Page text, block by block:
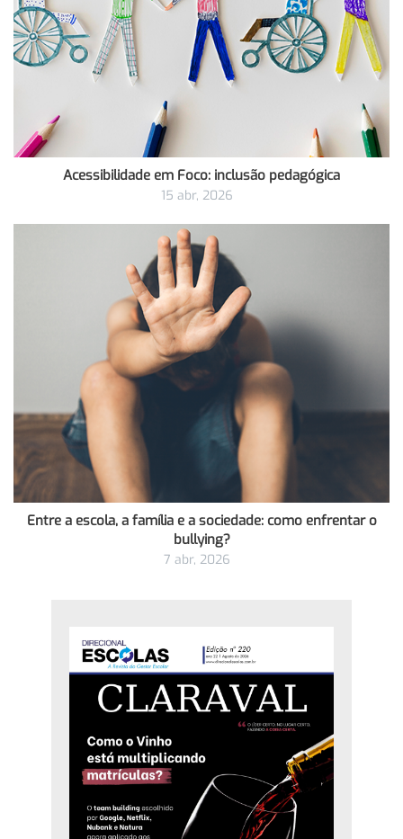
Acessibilidade em Foco: inclusão pedagógica
15 abr, 2026
Entre a escola, a família e a sociedade: como enfrentar o
bullying?
7 abr, 2026